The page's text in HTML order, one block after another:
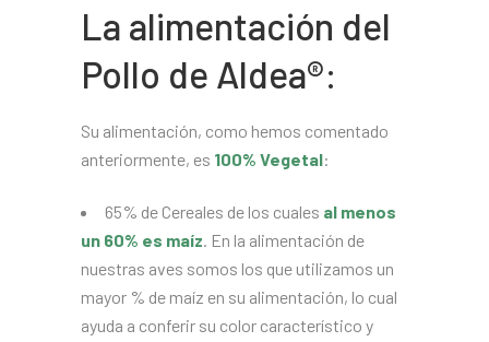
La alimentación del
Pollo de Aldea®:
Su alimentación, como hemos comentado
anteriormente, es 100% Vegetal:
65% de Cereales de los cuales al menos
un 60% es maíz. En la alimentación de
nuestras aves somos los que utilizamos un
mayor % de maíz en su alimentación, lo cual
ayuda a conferir su color característico y